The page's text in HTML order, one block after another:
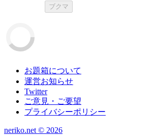
ブクマ
お題箱について
運営お知らせ
Twitter
ご意見・ご要望
プライバシーポリシー
neriko.net © 2026